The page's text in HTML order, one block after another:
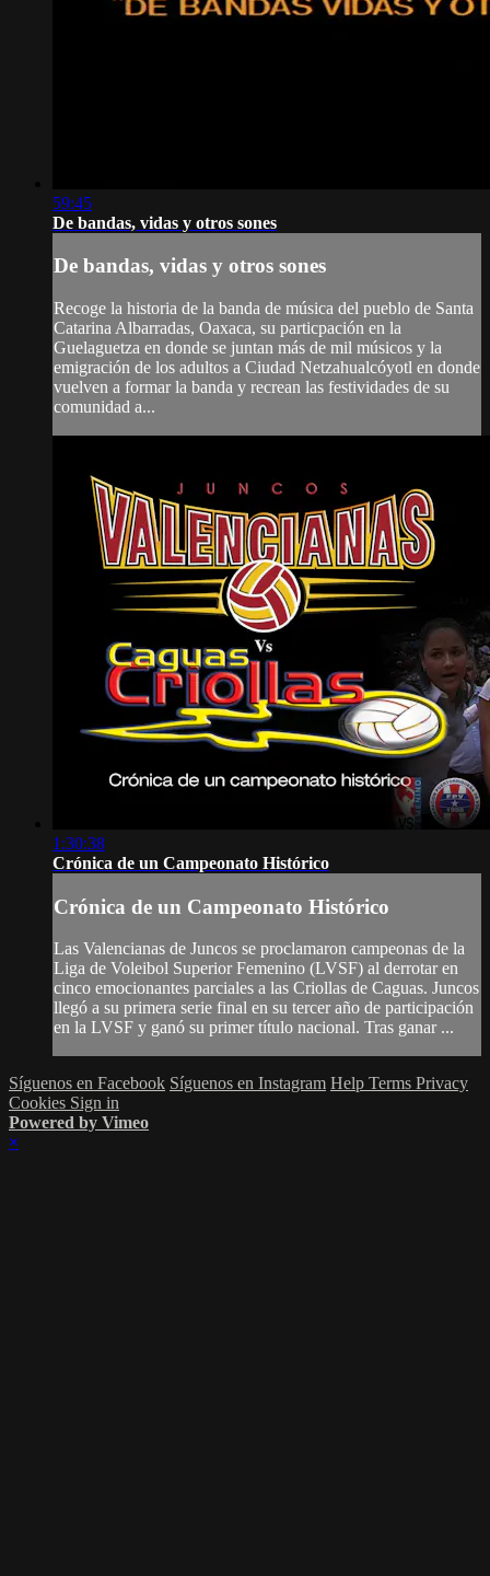
59:45
De bandas, vidas y otros sones
De bandas, vidas y otros sones
Recoge la historia de la banda de música del pueblo de Santa
Catarina Albarradas, Oaxaca, su particpación en la
Guelaguetza en donde se juntan más de mil músicos y la
emigración de los adultos a Ciudad Netzahualcóyotl en donde
vuelven a formar la banda y recrean las festividades de su
comunidad a...
1:30:38
Crónica de un Campeonato Histórico
Crónica de un Campeonato Histórico
Las Valencianas de Juncos se proclamaron campeonas de la
Liga de Voleibol Superior Femenino (LVSF) al derrotar en
cinco emocionantes parciales a las Criollas de Caguas. Juncos
llegó a su primera serie final en su tercer año de participación
en la LVSF y ganó su primer título nacional. Tras ganar ...
Síguenos en Facebook Síguenos en Instagram Help Terms Privacy
Cookies Sign in
Powered by Vimeo
×